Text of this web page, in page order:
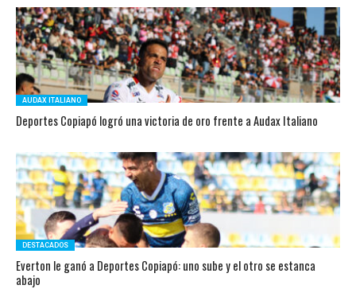
AUDAX ITALIANO
Deportes Copiapó logró una victoria de oro frente a Audax Italiano
DESTACADOS
Everton le ganó a Deportes Copiapó: uno sube y el otro se estanca
abajo